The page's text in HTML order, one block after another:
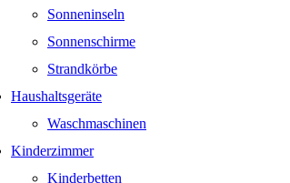
Sonneninseln
Sonnenschirme
Strandkörbe
Haushaltsgeräte
Waschmaschinen
Kinderzimmer
Kinderbetten